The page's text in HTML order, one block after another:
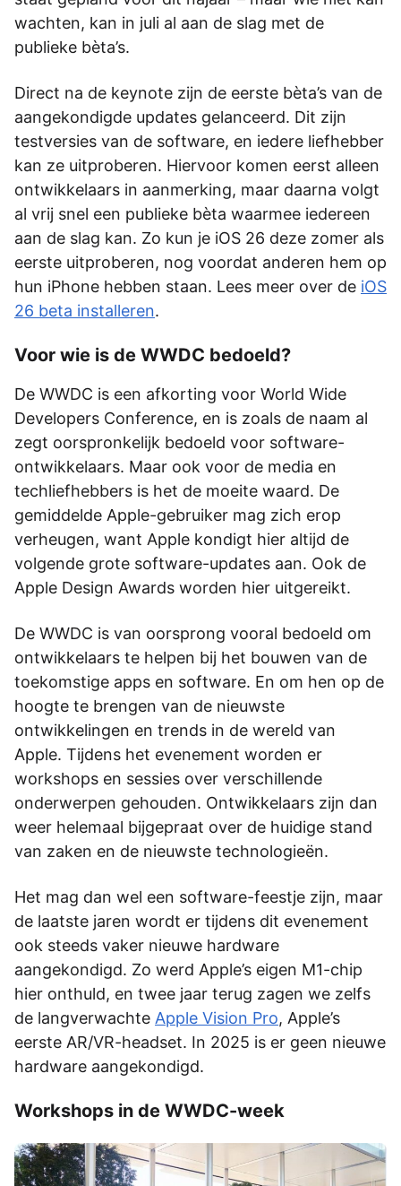
wachten, kan in juli al aan de slag met de
publieke bèta’s.
Direct na de keynote zijn de eerste bèta’s van de
aangekondigde updates gelanceerd. Dit zijn
testversies van de software, en iedere liefhebber
kan ze uitproberen. Hiervoor komen eerst alleen
ontwikkelaars in aanmerking, maar daarna volgt
al vrij snel een publieke bèta waarmee iedereen
aan de slag kan. Zo kun je iOS 26 deze zomer als
eerste uitproberen, nog voordat anderen hem op
hun iPhone hebben staan. Lees meer over de iOS
26 beta installeren.
Voor wie is de WWDC bedoeld?
De WWDC is een afkorting voor World Wide
Developers Conference, en is zoals de naam al
zegt oorspronkelijk bedoeld voor software-
ontwikkelaars. Maar ook voor de media en
techliefhebbers is het de moeite waard. De
gemiddelde Apple-gebruiker mag zich erop
verheugen, want Apple kondigt hier altijd de
volgende grote software-updates aan. Ook de
Apple Design Awards worden hier uitgereikt.
De WWDC is van oorsprong vooral bedoeld om
ontwikkelaars te helpen bij het bouwen van de
toekomstige apps en software. En om hen op de
hoogte te brengen van de nieuwste
ontwikkelingen en trends in de wereld van
Apple. Tijdens het evenement worden er
workshops en sessies over verschillende
onderwerpen gehouden. Ontwikkelaars zijn dan
weer helemaal bijgepraat over de huidige stand
van zaken en de nieuwste technologieën.
Het mag dan wel een software-feestje zijn, maar
de laatste jaren wordt er tijdens dit evenement
ook steeds vaker nieuwe hardware
aangekondigd. Zo werd Apple’s eigen M1-chip
hier onthuld, en twee jaar terug zagen we zelfs
de langverwachte Apple Vision Pro, Apple’s
eerste AR/VR-headset. In 2025 is er geen nieuwe
hardware aangekondigd.
Workshops in de WWDC-week